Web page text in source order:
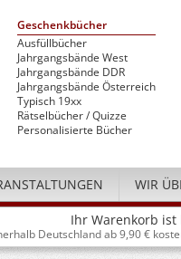
Geschenkbücher
Ausfüllbücher
Jahrgangsbände West
Jahrgangsbände DDR
Jahrgangsbände Österreich
Typisch 19xx
Rätselbücher / Quizze
Personalisierte Bücher
WIR
Ihr Warenkorb ist
Deutschland ab 9,90 €